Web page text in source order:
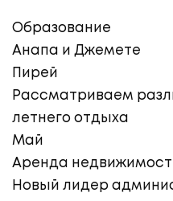
Образование
Анапа и Джемете
Пирей
Рассматриваем
летнего отдыха
Май
Аренда
Новый лидер